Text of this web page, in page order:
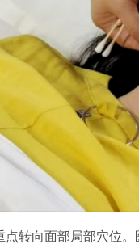
向面部局部穴位。